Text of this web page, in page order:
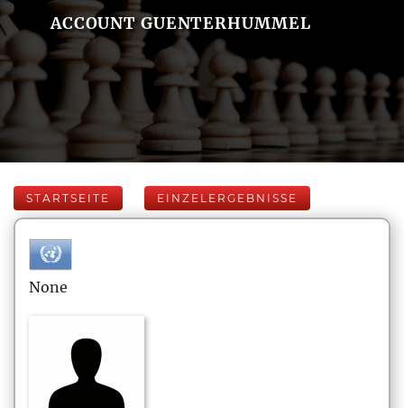
ACCOUNT GUENTERHUMMEL
STARTSEITE EINZELERGEBNISSE
None